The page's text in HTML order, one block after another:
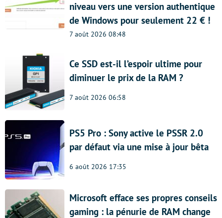
niveau vers une version authentique
de Windows pour seulement 22 € !
7 août 2026 08:48
Ce SSD est-il l’espoir ultime pour
diminuer le prix de la RAM ?
7 août 2026 06:58
PS5 Pro : Sony active le PSSR 2.0
par défaut via une mise à jour bêta
6 août 2026 17:35
Microsoft efface ses propres conseils
gaming : la pénurie de RAM change